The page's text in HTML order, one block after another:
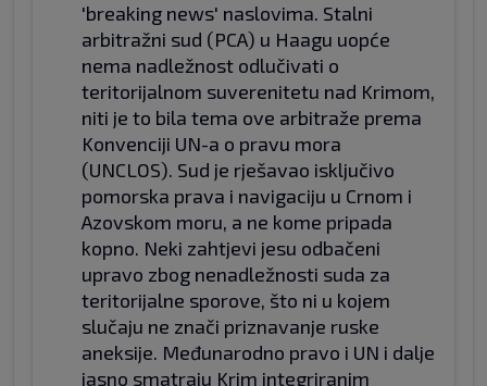
'breaking news' naslovima. Stalni
arbitražni sud (PCA) u Haagu uopće
nema nadležnost odlučivati o
teritorijalnom suverenitetu nad Krimom,
niti je to bila tema ove arbitraže prema
Konvenciji UN-a o pravu mora
(UNCLOS). Sud je rješavao isključivo
pomorska prava i navigaciju u Crnom i
Azovskom moru, a ne kome pripada
kopno. Neki zahtjevi jesu odbačeni
upravo zbog nenadležnosti suda za
teritorijalne sporove, što ni u kojem
slučaju ne znači priznavanje ruske
aneksije. Međunarodno pravo i UN i dalje
jasno smatraju Krim integriranim